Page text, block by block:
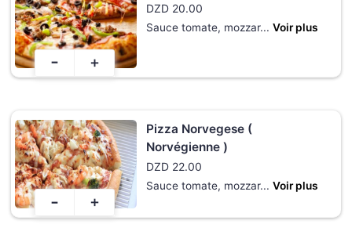
DZD 20.00
Sauce tomate, mozzar... Voir plus
- +
Pizza Norvegese (
Norvégienne )
DZD 22.00
Sauce tomate, mozzar... Voir plus
- +